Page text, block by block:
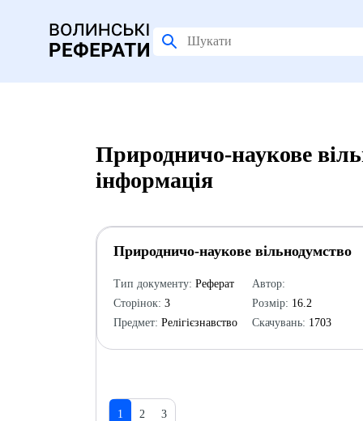
Природничо-наукове
інформація
Природничо-наукове вільнодумство
Тип документу: Реферат
Сторінок: 3
Предмет: Релігієзнавство
Автор:
Розмір: 16.2
Скачувань: 1703
1 2 3